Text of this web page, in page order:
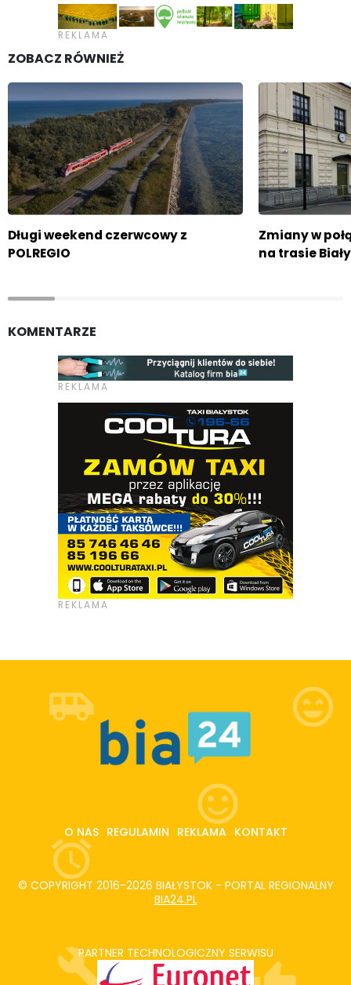
ZOBACZ RÓWNIEŻ
Długi weekend czerwcowy z
POLREGIO
Zmiany w
na trasie
KOMENTARZE
O NAS REGULAMIN REKLAMA KONTAKT
© COPYRIGHT 2016-2026 BIAŁYSTOK - PORTAL REGIONALNY
BIA24.PL
PARTNER TECHNOLOGICZNY SERWISU